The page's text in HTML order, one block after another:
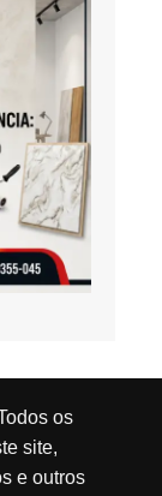
os
site,
e outros